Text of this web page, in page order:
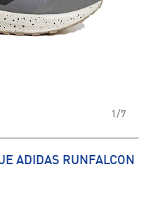
1/7
ADIDAS RUNFALCON